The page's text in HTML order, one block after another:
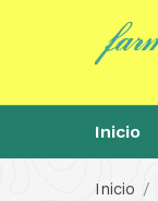
Inicio
Inicio